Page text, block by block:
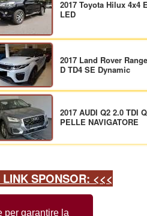
per garantire la
2017 Toyota Hilux 4x4
LED
2017 Land Rover
D TD4 SE Dynamic
2017 AUDI Q2 2.0 TDI
PELLE NAVIGATORE
LINK SPONSOR: <<<